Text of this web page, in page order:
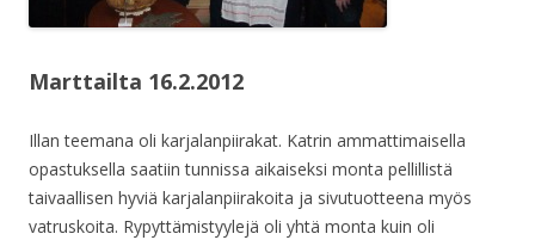
Marttailta 16.2.2012
Illan teemana oli karjalanpiirakat. Katrin ammattimaisella
opastuksella saatiin tunnissa aikaiseksi monta pellillistä
taivaallisen hyviä karjalanpiirakoita ja sivutuotteena myös
vatruskoita. Rypyttämistyylejä oli yhtä monta kuin oli